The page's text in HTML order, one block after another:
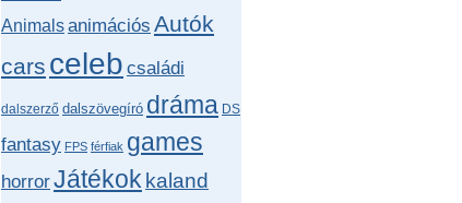
Animalsanimációs Autók
cars celeb családi
dalszerző dalszövegíró dráma DS
fantasy FPS férfiak games
horrorJátékok kaland